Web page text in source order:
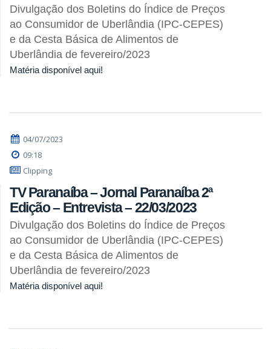
Divulgação dos Boletins do Índice de Preços
ao Consumidor de Uberlândia (IPC-CEPES)
e da Cesta Básica de Alimentos de
Uberlândia de fevereiro/2023
Matéria disponível aqui!
04/07/2023
09:18
Clipping
TV Paranaíba – Jornal Paranaíba 2ª
Edição – Entrevista – 22/03/2023
Divulgação dos Boletins do Índice de Preços
ao Consumidor de Uberlândia (IPC-CEPES)
e da Cesta Básica de Alimentos de
Uberlândia de fevereiro/2023
Matéria disponível aqui!